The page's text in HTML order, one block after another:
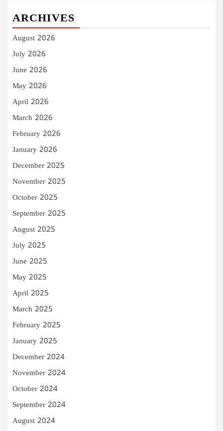
ARCHIVES
August 2026
July 2026
June 2026
May 2026
April 2026
March 2026
February 2026
January 2026
December 2025
November 2025
October 2025
September 2025
August 2025
July 2025
June 2025
May 2025
April 2025
March 2025
February 2025
January 2025
December 2024
November 2024
October 2024
September 2024
August 2024